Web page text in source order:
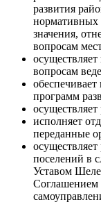
развития
нормативных
значения,
вопросам
вопросам
программ
исполняет
переданные
поселений в
Уставом
Соглашением